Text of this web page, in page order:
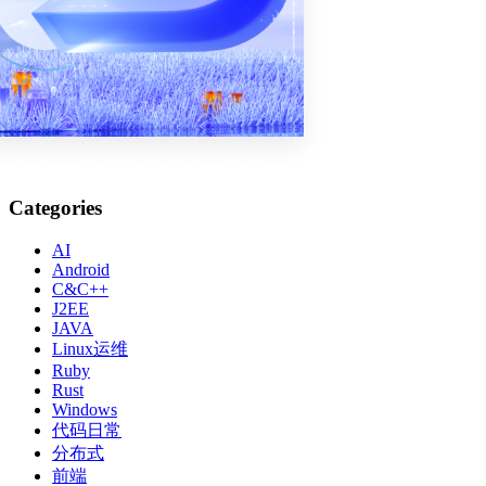
Categories
AI
Android
C&C++
J2EE
JAVA
Linux运维
Ruby
Rust
Windows
代码日常
分布式
前端